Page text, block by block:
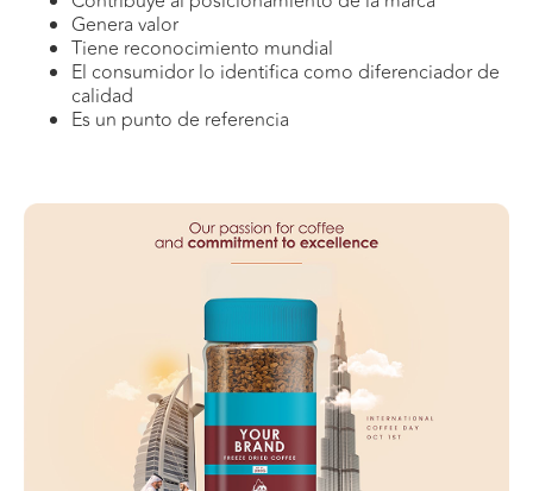
Genera valor
Tiene reconocimiento mundial
El consumidor lo identifica como diferenciador de
calidad
Es un punto de referencia